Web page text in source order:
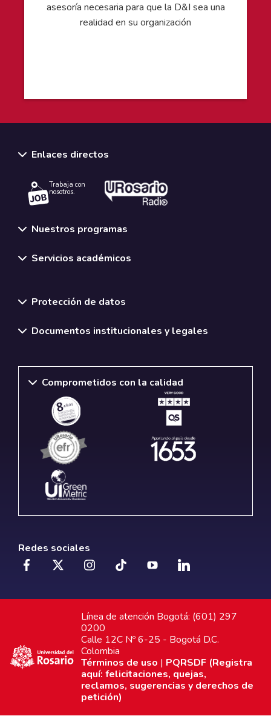
asesoría necesaria para que la D&I sea una
realidad en su organización
Enlaces directos
Trabaja con
nosotros.
Nuestros programas
Servicios académicos
Protección de datos
Documentos institucionales y legales
Comprometidos con la calidad
Redes sociales
Línea de atención Bogotá: (601) 297
0200
Calle 12C Nº 6-25 - Bogotá D.C.
Colombia
Términos de uso | PQRSDF (Registra
aquí: felicitaciones, quejas,
reclamos, sugerencias y derechos de
petición)